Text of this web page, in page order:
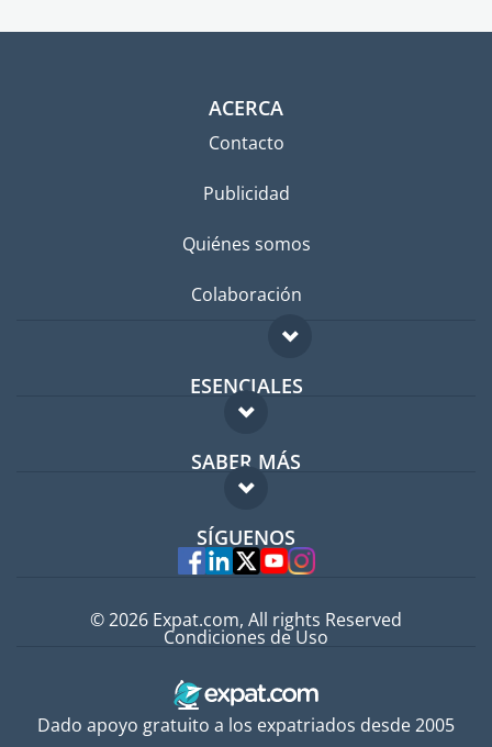
ACERCA
Contacto
Publicidad
Quiénes somos
Colaboración
ESENCIALES
Foro para expatriados
Guía para expatriados
Trabajos en el extranjero
SABER MÁS
FAQ
Expertos
SÍGUENOS
Dado apoyo gratuito a los expatriados desde 2005
© 2026 Expat.com, All rights Reserved
Condiciones de Uso